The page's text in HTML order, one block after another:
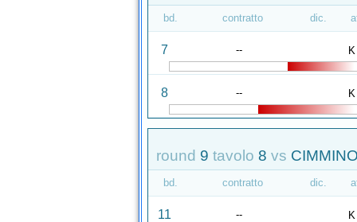
bd. contratto dic.
7 -- K
8 -- K
round 9 tavolo 8 vs
bd. contratto dic.
11 -- K